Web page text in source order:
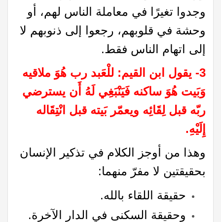
وجدوا تغيرًا في معاملة الناس لهم، أو
وحشة في قلوبهم، رجعوا إلى ذنوبهم لا
إلى اتهام الناس فقط.
3- يقول ابن القيم: للْعَبد رب هُوَ ملاقيه
وَبَيت هُوَ ساكنه فَيَنْبَغِي لَهُ أَن يسترضي
ربّه قبل لِقَائِه ويعمّر بَيته قبل انْتِقَاله
إِلَيْهِ.
وهذا من أوجز الكلام في تذكير الإنسان
بحقيقتين لا مفرّ منهما:
حقيقة اللقاء بالله.
وحقيقة السكنى في الدار الآخرة.